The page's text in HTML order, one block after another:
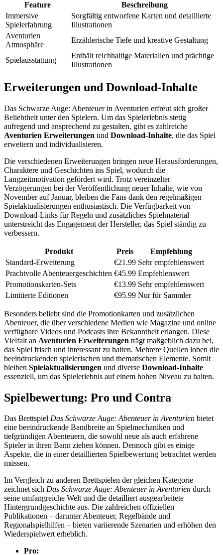
Feature
Beschreibung
Immersive
Spielerfahrung
Sorgfältig entworfene Karten und detaillierte
Illustrationen
Aventurien
Atmosphäre
Erzählerische Tiefe und kreative Gestaltung
Spielausstattung
Enthält reichhaltige Materialien und prächtige
Illustrationen
Erweiterungen und Download-Inhalte
Das Schwarze Auge: Abenteuer in Aventurien erfreut sich großer
Beliebtheit unter den Spielern. Um das Spielerlebnis stetig
aufregend und ansprechend zu gestalten, gibt es zahlreiche
Aventurien Erweiterungen und Download-Inhalte, die das Spiel
erweitern und individualisieren.
Die verschiedenen Erweiterungen bringen neue Herausforderungen,
Charaktere und Geschichten ins Spiel, wodurch die
Langzeitmotivation gefördert wird. Trotz vereinzelter
Verzögerungen bei der Veröffentlichung neuer Inhalte, wie von
November auf Januar, bleiben die Fans dank den regelmäßigen
Spielaktualisierungen enthusiastisch. Die Verfügbarkeit von
Download-Links für Regeln und zusätzliches Spielmaterial
unterstreicht das Engagement der Hersteller, das Spiel ständig zu
verbessern.
Produkt Preis
Empfehlung
Standard-Erweiterung
€21.99 Sehr empfehlenswert
Prachtvolle Abenteuergeschichten €45.99 Empfehlenswert
Promotionskarten-Sets
€13.99 Sehr empfehlenswert
Limitierte Editionen
€95.99 Nur für Sammler
Besonders beliebt sind die Promotionkarten und zusätzlichen
Abenteuer, die über verschiedene Medien wie Magazine und online
verfügbare Videos und Podcasts ihre Bekanntheit erlangen. Diese
Vielfalt an Aventurien Erweiterungen trägt maßgeblich dazu bei,
das Spiel frisch und interessant zu halten. Mehrere Quellen loben die
beeindruckenden spielerischen und thematischen Elemente. Somit
bleiben Spielaktualisierungen und diverse Download-Inhalte
essenziell, um das Spielerlebnis auf einem hohen Niveau zu halten.
Spielbewertung: Pro und Contra
Das Brettspiel Das Schwarze Auge: Abenteuer in Aventurien bietet
eine beeindruckende Bandbreite an Spielmechaniken und
tiefgründigen Abenteuern, die sowohl neue als auch erfahrene
Spieler in ihren Bann ziehen können. Dennoch gibt es einige
Aspekte, die in einer detaillierten Spielbewertung betrachtet werden
müssen.
Im Vergleich zu anderen Brettspielen der gleichen Kategorie
zeichnet sich Das Schwarze Auge: Abenteuer in Aventurien durch
seine umfangreiche Welt und die detailliert ausgearbeitete
Hintergrundgeschichte aus. Die zahlreichen offiziellen
Publikationen – darunter Abenteuer, Regelbände und
Regionalspielhilfen – bieten variierende Szenarien und erhöhen den
Wiederspielwert erheblich.
Pro: